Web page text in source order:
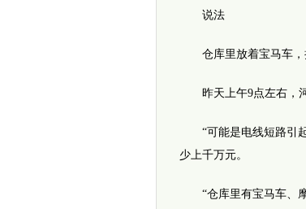
说法
仓库里放着宝马车，
昨天上午9点左右，河
“可能是电线短路引起
少上千万元。
“仓库里有宝马车、摩